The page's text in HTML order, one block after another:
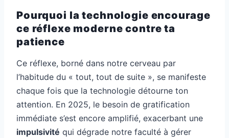
Pourquoi la technologie encourage
ce réflexe moderne contre ta
patience
Ce réflexe, borné dans notre cerveau par
l’habitude du « tout, tout de suite », se manifeste
chaque fois que la technologie détourne ton
attention. En 2025, le besoin de gratification
immédiate s’est encore amplifié, exacerbant une
impulsivité qui dégrade notre faculté à gérer